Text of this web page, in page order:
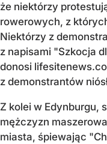
że niektórzy
rowerowych, z
Niektórzy z
z napisami "Szkocja
donosi
z demonstrantów
Z kolei w Edynburgu,
mężczyzn
miasta, śpiewając